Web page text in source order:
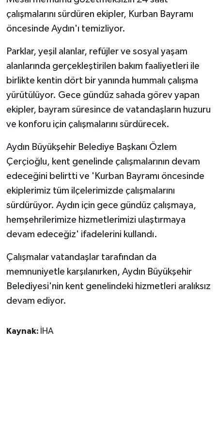
çalışmalarını sürdüren ekipler, Kurban Bayramı
öncesinde Aydın'ı temizliyor.
Parklar, yeşil alanlar, refüjler ve sosyal yaşam
alanlarında gerçekleştirilen bakım faaliyetleri ile
birlikte kentin dört bir yanında hummalı çalışma
yürütülüyor. Gece gündüz sahada görev yapan
ekipler, bayram süresince de vatandaşların huzuru
ve konforu için çalışmalarını sürdürecek.
Aydın Büyükşehir Belediye Başkanı Özlem
Çerçioğlu, kent genelinde çalışmalarının devam
edeceğini belirtti ve 'Kurban Bayramı öncesinde
ekiplerimiz tüm ilçelerimizde çalışmalarını
sürdürüyor. Aydın için gece gündüz çalışmaya,
hemşehrilerimize hizmetlerimizi ulaştırmaya
devam edeceğiz' ifadelerini kullandı.
Çalışmalar vatandaşlar tarafından da
memnuniyetle karşılanırken, Aydın Büyükşehir
Belediyesi'nin kent genelindeki hizmetleri aralıksız
devam ediyor.
Kaynak: İHA